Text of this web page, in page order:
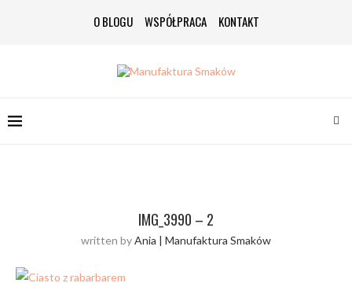
O BLOGU WSPÓŁPRACA KONTAKT
IMG_3990 – 2
written byAnia | Manufaktura Smaków